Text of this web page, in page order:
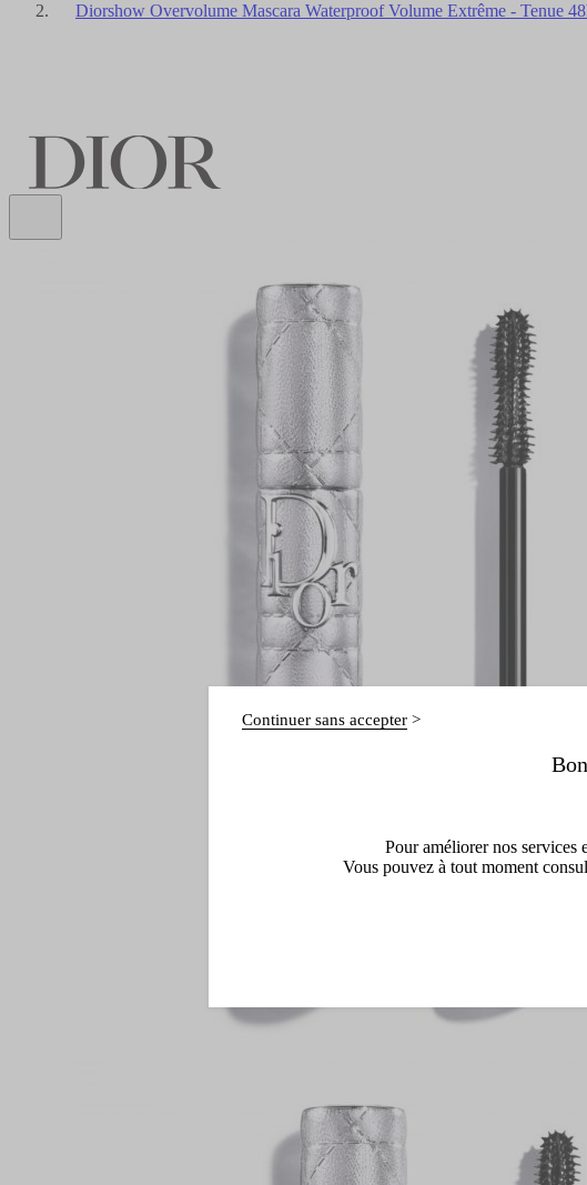
Diorshow Overvolume Mascara Waterproof Volume Extrême - Tenue
Continuer sans accepter
Pour améliorer nos services
Vous pouvez à tout moment